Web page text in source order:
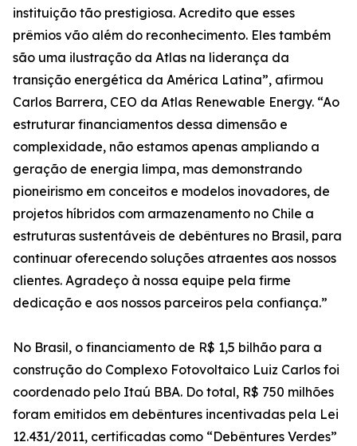
instituição tão prestigiosa. Acredito que esses
prêmios vão além do reconhecimento. Eles também
são uma ilustração da Atlas na liderança da
transição energética da América Latina”, afirmou
Carlos Barrera, CEO da Atlas Renewable Energy. “Ao
estruturar financiamentos dessa dimensão e
complexidade, não estamos apenas ampliando a
geração de energia limpa, mas demonstrando
pioneirismo em conceitos e modelos inovadores, de
projetos híbridos com armazenamento no Chile a
estruturas sustentáveis de debêntures no Brasil, para
continuar oferecendo soluções atraentes aos nossos
clientes. Agradeço à nossa equipe pela firme
dedicação e aos nossos parceiros pela confiança.”
No Brasil, o financiamento de R$ 1,5 bilhão para a
construção do Complexo Fotovoltaico Luiz Carlos foi
coordenado pelo Itaú BBA. Do total, R$ 750 milhões
foram emitidos em debêntures incentivadas pela Lei
12.431/2011, certificadas como “Debêntures Verdes”